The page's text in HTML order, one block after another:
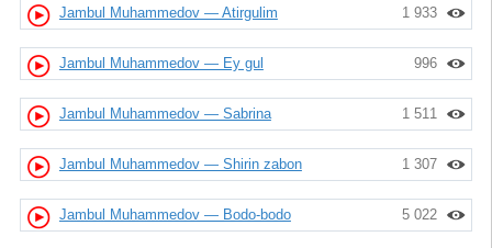
1 933
Jambul Muhammedov — Atirgulim
996
Jambul Muhammedov — Ey gul
1 511
Jambul Muhammedov — Sabrina
1 307
Jambul Muhammedov — Shirin zabon
5 022
Jambul Muhammedov — Bodo-bodo